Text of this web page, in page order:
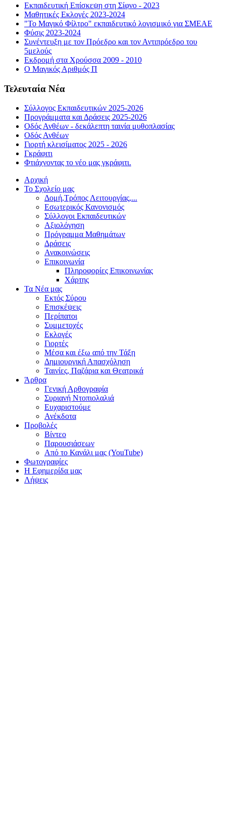
Εκπαιδευτική Επίσκεψη στη Σίφνο - 2023
Μαθητικές Εκλογές 2023-2024
"Το Μαγικό Φίλτρο" εκπαιδευτικό λογισμικό για ΣΜΕΑΕ
Φύσις 2023-2024
Συνέντευξη με τον Πρόεδρο και τον Αντιπρόεδρο του
5μελούς
Εκδρομή στα Χρούσσα 2009 - 2010
Ο Μαγικός Αριθμός Π
Τελευταία Νέα
Σύλλογος Εκπαιδευτικών 2025-2026
Προγράμματα και Δράσεις 2025-2026
Οδός Ανθέων - δεκάλεπτη ταινία μυθοπλασίας
Οδός Ανθέων
Γιορτή κλεισίματος 2025 - 2026
Γκράφιτι
Φτιάχνοντας το νέο μας γκράφιτι.
Αρχική
Το Σχολείο μας
Δομή,Τρόπος Λειτουργίας,...
Εσωτερικός Κανονισμός
Σύλλογοι Εκπαιδευτικών
Αξιολόγηση
Πρόγραμμα Μαθημάτων
Δράσεις
Ανακοινώσεις
Επικοινωνία
Πληροφορίες Επικοινωνίας
Χάρτης
Τα Νέα μας
Εκτός Σύρου
Επισκέψεις
Περίπατοι
Συμμετοχές
Εκλογές
Γιορτές
Μέσα και έξω από την Τάξη
Δημιουργική Απασχόληση
Ταινίες, Παζάρια και Θεατρικά
Άρθρα
Γενική Αρθογραφία
Συριανή Ντοπιολαλιά
Ευχαριστούμε
Ανέκδοτα
Προβολές
Βίντεο
Παρουσιάσεων
Από το Κανάλι μας (YouTube)
Φωτογραφίες
Η Εφημερίδα μας
Λήψεις